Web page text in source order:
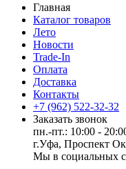
Главная
Каталог товаров
Лето
Новости
Trade-In
Оплата
Доставка
Контакты
+7 (962) 522-32-32
Заказать звонок
пн.-пт.: 10:00 -
г.Уфа, Проспект
Мы в социальных